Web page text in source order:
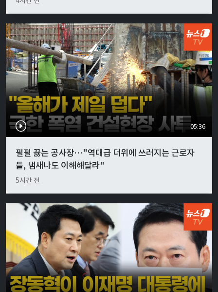
05:36
펄펄 끓는 공사장…"역대급 더위에 쓰러지는 근로자
들, 냄새나도 이해해달라"
5시간 전